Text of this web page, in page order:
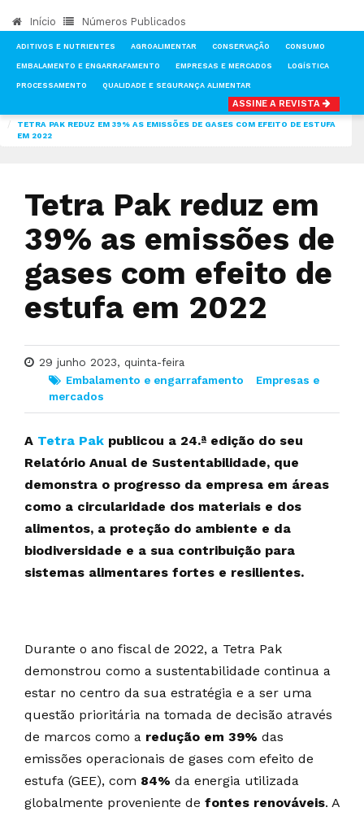
Início Números Publicados
ADITIVOS E NUTRIENTES AGROALIMENTAR CONSERVAÇÃO CONSUMO
EMBALAMENTO E ENGARRAFAMENTO EMPRESAS E MERCADOS LOGÍSTICA
PROCESSAMENTO QUALIDADE E SEGURANÇA ALIMENTAR
ASSINE A REVISTA
EMBALAMENTO E ENGARRAFAMENTO
TETRA PAK REDUZ EM 39% AS EMISSÕES DE GASES COM EFEITO DE ESTUFA
EM 2022
Tetra Pak reduz em
39% as emissões de
gases com efeito de
estufa em 2022
29 junho 2023, quinta-feira
Embalamento e engarrafamento
Empresas e
mercados
A Tetra Pak publicou a 24.ª edição do seu
Relatório Anual de Sustentabilidade, que
demonstra o progresso da empresa em áreas
como a circularidade dos materiais e dos
alimentos, a proteção do ambiente e da
biodiversidade e a sua contribuição para
sistemas alimentares fortes e resilientes.
Durante o ano fiscal de 2022, a Tetra Pak
demonstrou como a sustentabilidade continua a
estar no centro da sua estratégia e a ser uma
questão prioritária na tomada de decisão através
de marcos como a redução em 39% das
emissões operacionais de gases com efeito de
estufa (GEE), com 84% da energia utilizada
globalmente proveniente de fontes renováveis. A